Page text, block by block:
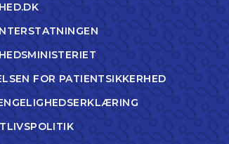
FOR PATIENTSIKKERHED